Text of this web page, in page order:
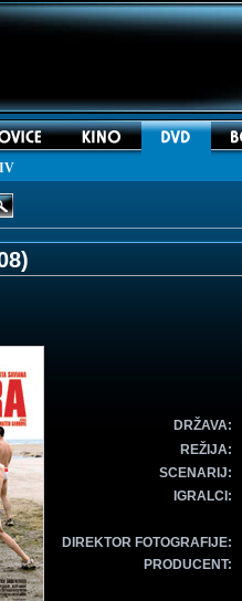
)
DRŽAVA:
REŽIJA:
SCENARIJ:
IGRALCI:
DIREKTOR FOTOGRAFIJE:
PRODUCENT: